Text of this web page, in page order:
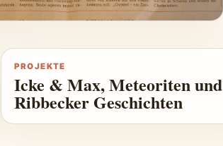
PROJEKTE
Icke & Max, Meteoriten und
Ribbecker Geschichten